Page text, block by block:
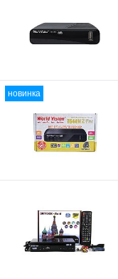
новинка